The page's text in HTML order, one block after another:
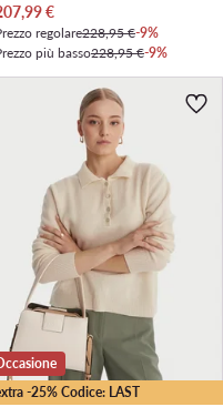
attuale
€
regolare228,95 €-9%
più basso228,95 €-9%
-25% Codice: LAST